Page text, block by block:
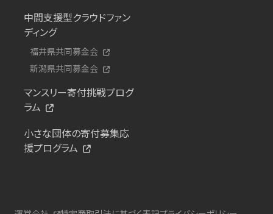
中間支援型クラウドファン
ディング
福井県共同募金会
新潟県共同募金会
マンスリー寄付挑戦プログ
ラム
小さな団体の寄付募集応
援プログラム